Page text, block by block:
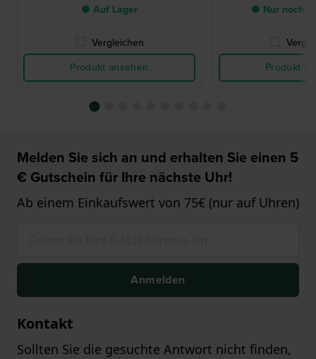
● Auf Lager
Vergleichen
Produkt ansehen
● Nur noch 1
Produkt
Melden Sie sich an und erhalten Sie einen 5
€ Gutschein für Ihre nächste Uhr!
Ab einem Einkaufswert von 75€ (nur auf Uhren)
Anmelden
Kontakt
Sollten Sie die gesuchte Antwort nicht finden,